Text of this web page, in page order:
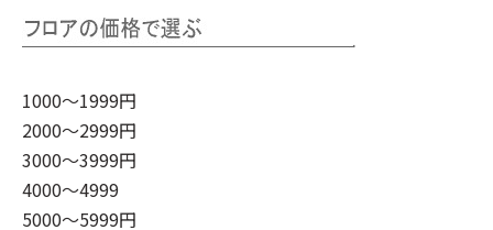
1000～1999円
2000～2999円
3000～3999円
4000～4999
5000～5999円